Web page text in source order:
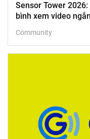
Sensor Tower
bình xem video
Community